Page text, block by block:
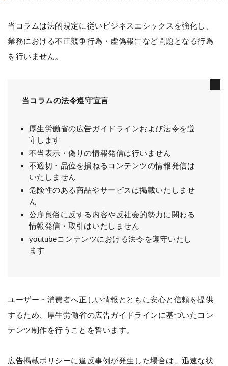
当コラムは法的規定に従いビジネスエシックスを強化し、
業務における不正競争行為・虚偽報告など問題となる行為
を行いません。
当コラムの法令遵守宣言
厚生労働省の広告ガイドラインおよび法令を遵
守します
不当表示・偽りの情報発信は行いません
不適切・品位を損ねるコンテンツの情報発信は
いたしません
危険性のある商品やサービスは掲載いたしませ
ん
公序良俗に反する内容や反社会的勢力に関わる
情報発信・取引はいたしません
youtubeコンテンツにおける法令を遵守いたし
ます
ユーザー・消費者へ正しい情報とともに安心と信頼を提供
するため、厚生労働省の広告ガイドラインに基づいたコン
テンツ制作を行うことを誓います。
広告掲載ポリシーに違反事例が発生した場合は、迅速な状